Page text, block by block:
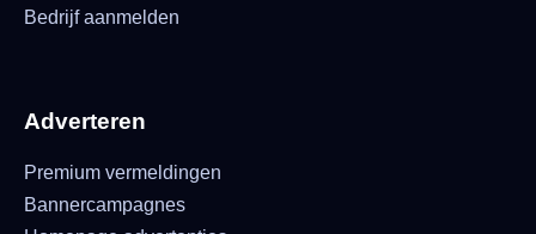
Bedrijf aanmelden
Adverteren
Premium vermeldingen
Bannercampagnes